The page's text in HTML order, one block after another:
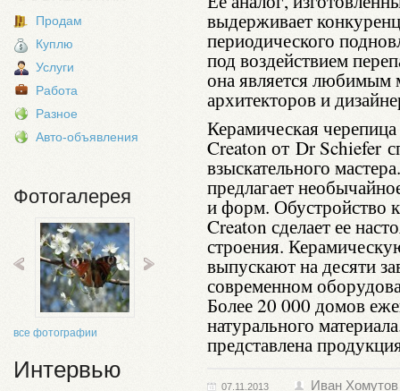
Продам
Куплю
Услуги
Работа
Разное
Авто-объявления
Фотогалерея
все фотографии
Интервью
выдерживает
периодического
под воздействием
она является любимым
архитекторов и
Керамическая
Creaton от Dr Schiefer
взыскательного
предлагает
и форм. Обустройство
Creaton сделает ее
строения.
выпускают на десяти
современном
Более 20 000 домов
натурального
представлена
07.11.2013 Иван Хомутов